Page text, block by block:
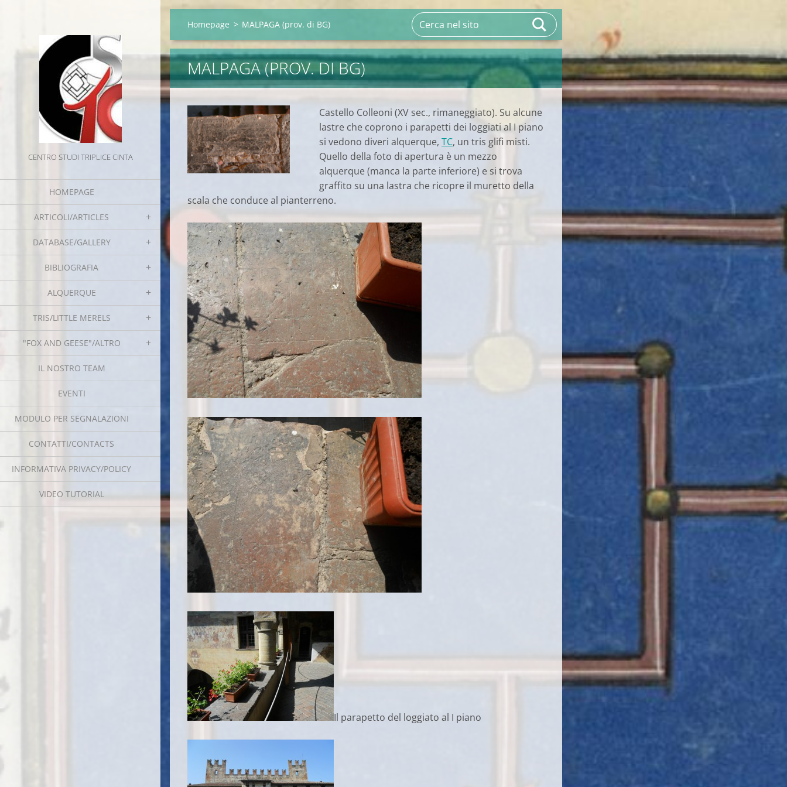
CENTRO STUDI TRIPLICE CINTA
HOMEPAGE
ARTICOLI/ARTICLES
DATABASE/GALLERY
BIBLIOGRAFIA
ALQUERQUE
TRIS/LITTLE MERELS
"FOX AND GEESE"/ALTRO
IL NOSTRO TEAM
EVENTI
MODULO PER SEGNALAZIONI
CONTATTI/CONTACTS
INFORMATIVA PRIVACY/POLICY
VIDEO TUTORIAL
Homepage > MALPAGA (prov. di BG)
MALPAGA (PROV. DI BG)
Castello Colleoni (XV sec., rimaneggiato). Su alcune
lastre che coprono i parapetti dei loggiati al I piano
si vedono diveri alquerque, TC, un tris glifi misti.
Quello della foto di apertura è un mezzo
alquerque (manca la parte inferiore) e si trova
graffito su una lastra che ricopre il muretto della
scala che conduce al pianterreno.
Il parapetto del loggiato al I piano